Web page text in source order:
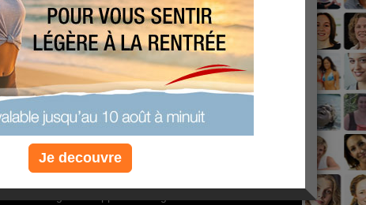
PLUS
SANTÉ
PLUS
COACHING
Non, je préfère le régime gratuit
Je decouvre